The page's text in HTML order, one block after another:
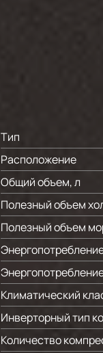
Тип
Расположение
Общий объем, л
Полезный объем
Полезный объем
Климатический
Инверторный тип
Количество